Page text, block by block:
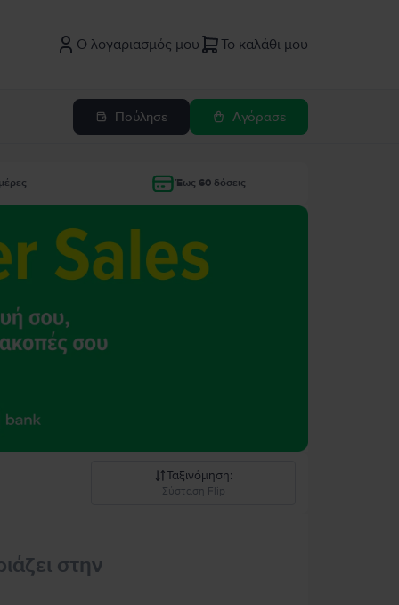
Ο λογαριασμός μου Το καλάθι μου
Πούλησε Αγόρασε
Έως 60 δόσεις
Ταξινόμηση:
Σύσταση Flip
στην